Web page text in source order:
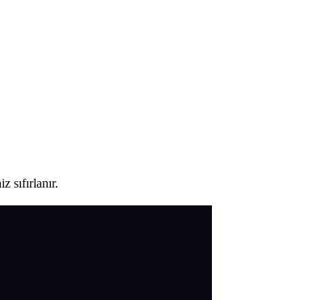
sıfırlanır.